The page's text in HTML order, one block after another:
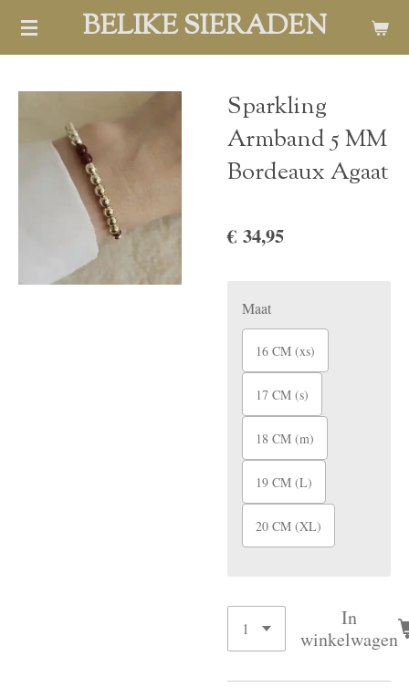
Ga
hoofdinhoud
BELIKE SIERADEN
Sparkling
Armband 5 MM
Bordeaux Agaat
€ 34,95
Maat
16 CM (xs)
17 CM (s)
18 CM (m)
19 CM (L)
20 CM (XL)
In
winkelwagen